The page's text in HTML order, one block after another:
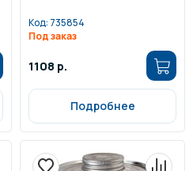
Код: 735854
Под заказ
1108 р.
Подробнее